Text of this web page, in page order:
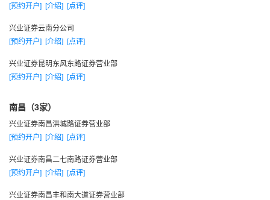
1999年8月，经中国证监会批准，首批进行改制增资。
1999年12月19日，兴业证券股份有限公司成立，标志着公
司二次创业开始。新的股份有限公司注册资本9.08亿，净资产
1999年12月19日,兴业证券股份有限公司创立大会在福州召
12月19日,第一届董事会第一次会议在福州召开，会议选举
兰荣为董事长、并聘任兰荣董事长担任总裁。经兰荣总裁提
名，聘任郑苏芬、王君恩、左兴平、吴怀坤为副总裁。监事会
第一次会议同时召开，推选陈永耀为监事会召集人。
12月31日，全年实现营业收入25937.45万元，利润
11931.38万元，净利润6885.56万元。
[预约开户] [介绍] [点评]
兴业证券云南分公司
[预约开户] [介绍] [点评]
兴业证券昆明东风东路证券营业部
[预约开户] [介绍] [点评]
南昌（3家）
兴业证券南昌洪城路证券营业部
[预约开户] [介绍] [点评]
兴业证券南昌二七南路证券营业部
[预约开户] [介绍] [点评]
兴业证券南昌丰和南大道证券营业部